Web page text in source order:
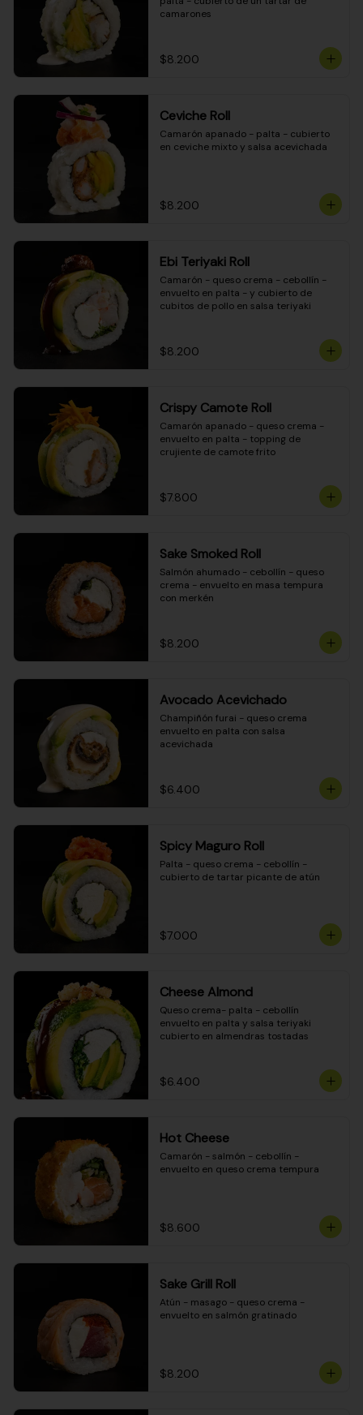
camarones
$8.200
Ceviche Roll
Camarón apanado - palta - cubierto
en ceviche mixto y salsa acevichada
$8.200
Ebi Teriyaki Roll
Camarón - queso crema - cebollín -
envuelto en palta - y cubierto de
cubitos de pollo en salsa teriyaki
$8.200
Crispy Camote Roll
Camarón apanado - queso crema -
envuelto en palta - topping de
crujiente de camote frito
$7.800
Sake Smoked Roll
Salmón ahumado - cebollín - queso
crema - envuelto en masa tempura
con merkén
$8.200
Avocado Acevichado
Champiñón furai - queso crema
envuelto en palta con salsa
acevichada
$6.400
Spicy Maguro Roll
Palta - queso crema - cebollín -
cubierto de tartar picante de atún
$7.000
Cheese Almond
Queso crema- palta - cebollín
envuelto en palta y salsa teriyaki
cubierto en almendras tostadas
$6.400
Hot Cheese
Camarón - salmón - cebollín -
envuelto en queso crema tempura
$8.600
Sake Grill Roll
Atún - masago - queso crema -
envuelto en salmón gratinado
$8.200